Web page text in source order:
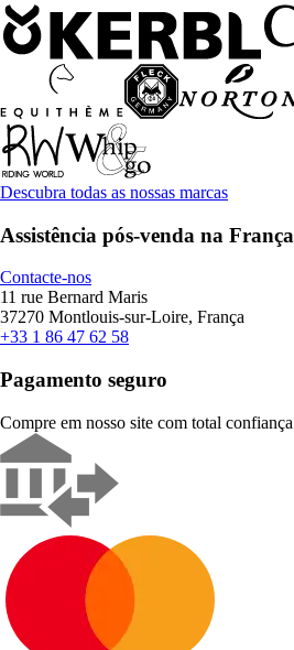
Descubra todas as nossas marcas
Assistência pós-venda na França
Contacte-nos
11 rue Bernard Maris
37270 Montlouis-sur-Loire, França
+33 1 86 47 62 58
Pagamento seguro
Compre em nosso site com total confiança